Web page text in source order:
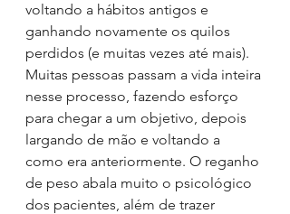
voltando a hábitos antigos e
ganhando novamente os quilos
perdidos (e muitas vezes até mais).
Muitas pessoas passam a vida inteira
nesse processo, fazendo esforço
para chegar a um objetivo, depois
largando de mão e voltando a
como era anteriormente. O reganho
de peso abala muito o psicológico
dos pacientes, além de trazer